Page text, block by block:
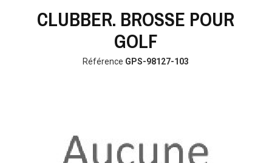
CLUBBER. BROSSE POUR
GOLF
Référence GPS-98127-103